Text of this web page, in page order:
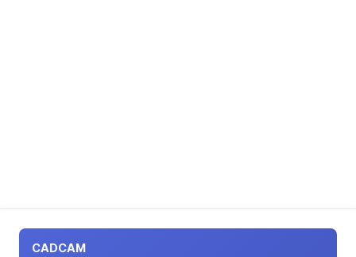
CADCAM